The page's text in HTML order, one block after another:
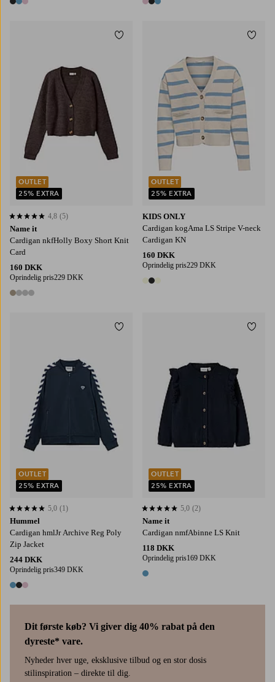
3 farver 3 farver
Name it
Cardigan nkfHolly Boxy Short Knit
Card
160 DKK
Oprindelig pris229 DKK
4 farver
4,8 baseret på 5 bedømmelser
4,8 (5)
OUTLET
25% EXTRA
Tilføj til favoritter
KIDS ONLY
Cardigan kogAma LS Stripe V-neck
Cardigan KN
160 DKK
Oprindelig pris229 DKK
3 farver
OUTLET
25% EXTRA
122/128 134/140 146-152
Hummel
Cardigan hmlJr Archive Reg Poly
Zip Jacket
244 DKK
Oprindelig pris349 DKK
3 farver
5,0 baseret på 1 bedømmelser
5,0 (1)
OUTLET
25% EXTRA
Tilføj til favoritter
Name it
Cardigan nmfAbinne LS Knit
118 DKK
Oprindelig pris169 DKK
1 farve
5,0 baseret på 2 bedømmelser
5,0 (2)
OUTLET
25% EXTRA
Dit første køb? Vi giver dig 40% rabat på den
dyreste* vare.
Nyheder hver uge, eksklusive tilbud og en stor dosis
stilinspiration – direkte til dig.